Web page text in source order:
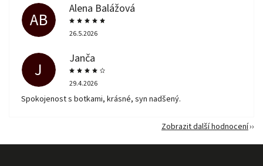
AB
Alena Balážová
26.5.2026
J
Janča
29.4.2026
Spokojenost s botkami, krásné, syn nadšený.
Zobrazit další hodnocení